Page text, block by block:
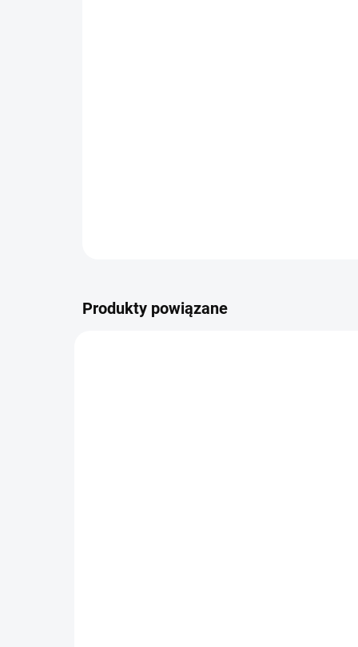
Produkty powiązane